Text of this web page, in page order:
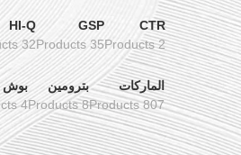
CTR
2 Products
GSP
35 Products
HI-Q
32 Products
الماركات
807 Products
بترومين
8 Products
بوش
4 Products